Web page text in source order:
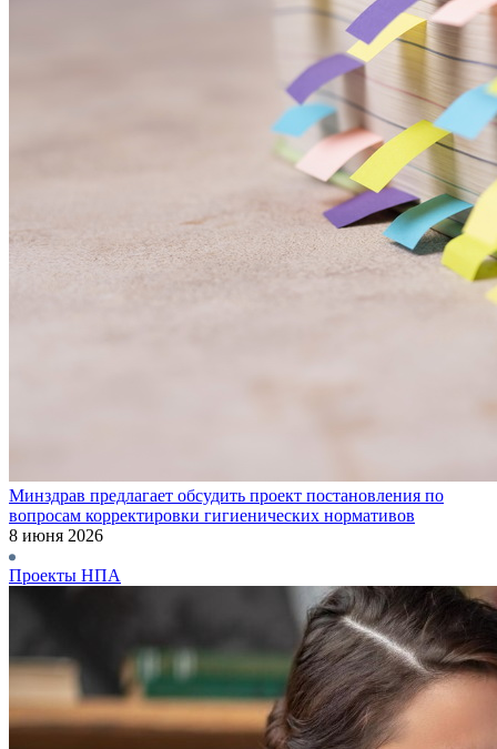
Минздрав предлагает обсудить проект постановления по
вопросам корректировки гигиенических нормативов
8 июня 2026
Проекты НПА